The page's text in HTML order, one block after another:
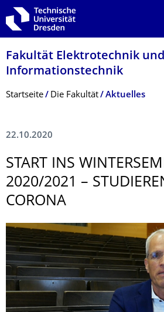
Zur Hauptnavigation springen
Zur Suche springen
Zum Inhalt springen
Fakultät Elektrotechnik und
Informationstech­nik
Breadcrumb-Menü
Startseite Die Fakultät Aktuelles
22.10.2020
START INS
2020/2021 –
CORONA